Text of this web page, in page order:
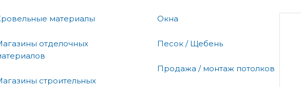
материалы
отделочных
строительных
Окна
Песок / Щебень
Продажа / монтаж потолков